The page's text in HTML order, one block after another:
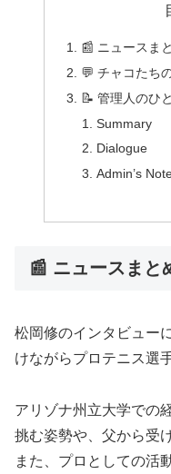
📰 ニュースま
💬 チャコたち
📝 管理人のひ
Summary
Dialogue
Admin’s
📰 ニュースまと
松岡修のインタビュー
けながらプロテニス選
アリゾナ州立大学での
挑む姿勢や、父から受
また、プロとしての活